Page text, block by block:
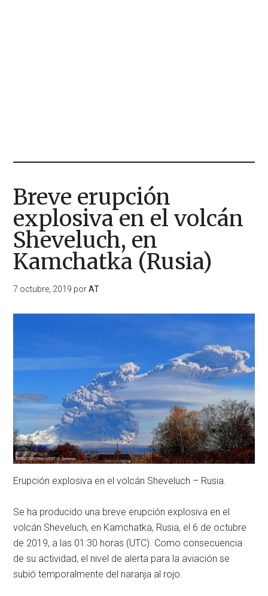
Breve erupción
explosiva en el volcán
Sheveluch, en
Kamchatka (Rusia)
7 octubre, 2019 porAT
Erupción explosiva en el volcán Sheveluch – Rusia.
Se ha producido una breve erupción explosiva en el
volcán Sheveluch, en Kamchatka, Rusia, el 6 de octubre
de 2019, a las 01:30 horas (UTC). Como consecuencia
de su actividad, el nivel de alerta para la aviación se
subió temporalmente del naranja al rojo.